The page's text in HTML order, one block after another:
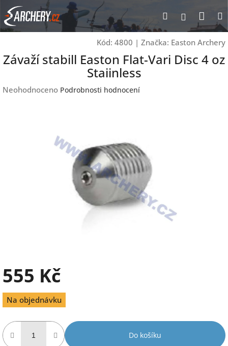
Přejít
na
obsah
Hledat
Kód: 4800 | Značka: Easton Archery
Závaží stabill Easton Flat-Vari Disc 4 oz
Staiinless
Průměrné
Neohodnoceno Podrobnosti hodnocení
555 Kč
Měrná
cena:
Na objednávku
Do košíku